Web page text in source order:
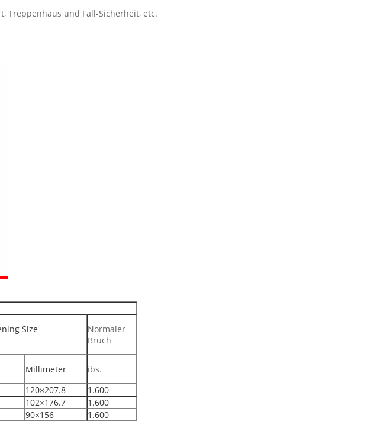
Treppenhaus und Fall-Sicherheit, etc.
Size
Normaler
Bruch
Millimeter
ibs.
120×207.8
1.600
102×176.7
1.600
90×156
1.600